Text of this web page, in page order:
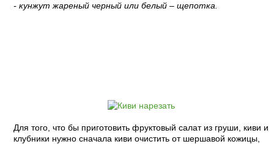
- кунжут жареный черный или белый – щепотка.
Для того, что бы приготовить фруктовый салат из груши, киви и
клубники нужно сначала киви очистить от шершавой кожицы,